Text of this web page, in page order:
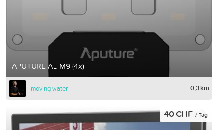
APUTURE AL-M9 (4x)
moving water 0,3 km
40 CHF / Tag